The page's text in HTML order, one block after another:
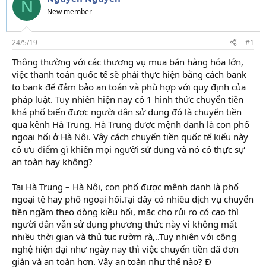
d
s
t
a
r
t
e
r
g
i
N New member
24/5/19 #1
Thông thường với các thương vụ mua bán hàng hóa lớn,
việc thanh toán quốc tế sẽ phải thực hiện bằng cách bank
to bank để đảm bảo an toán và phù hợp với quy định của
pháp luật. Tuy nhiên hiện nay có 1 hình thức chuyển tiền
khá phổ biến được người dân sử dụng đó là chuyển tiền
qua kênh Hà Trung. Hà Trung được mệnh danh là con phố
ngoại hối ở Hà Nội. Vậy cách chuyển tiền quốc tế kiểu này
có ưu điểm gì khiến mọi người sử dụng và nó có thực sự
an toàn hay không?
Tại Hà Trung – Hà Nội, con phố được mệnh danh là phố
ngoại tệ hay phố ngoại hối.Tại đây có nhiều dịch vụ chuyển
tiền ngầm theo dòng kiều hối, mặc cho rủi ro có cao thì
người dân vẫn sử dụng phương thức này vì không mất
nhiều thời gian và thủ tục rườm rà,..Tuy nhiên với công
nghệ hiện đại như ngày nay thì việc chuyển tiền đã đơn
giản và an toàn hơn. Vậy an toàn như thế nào? Đ